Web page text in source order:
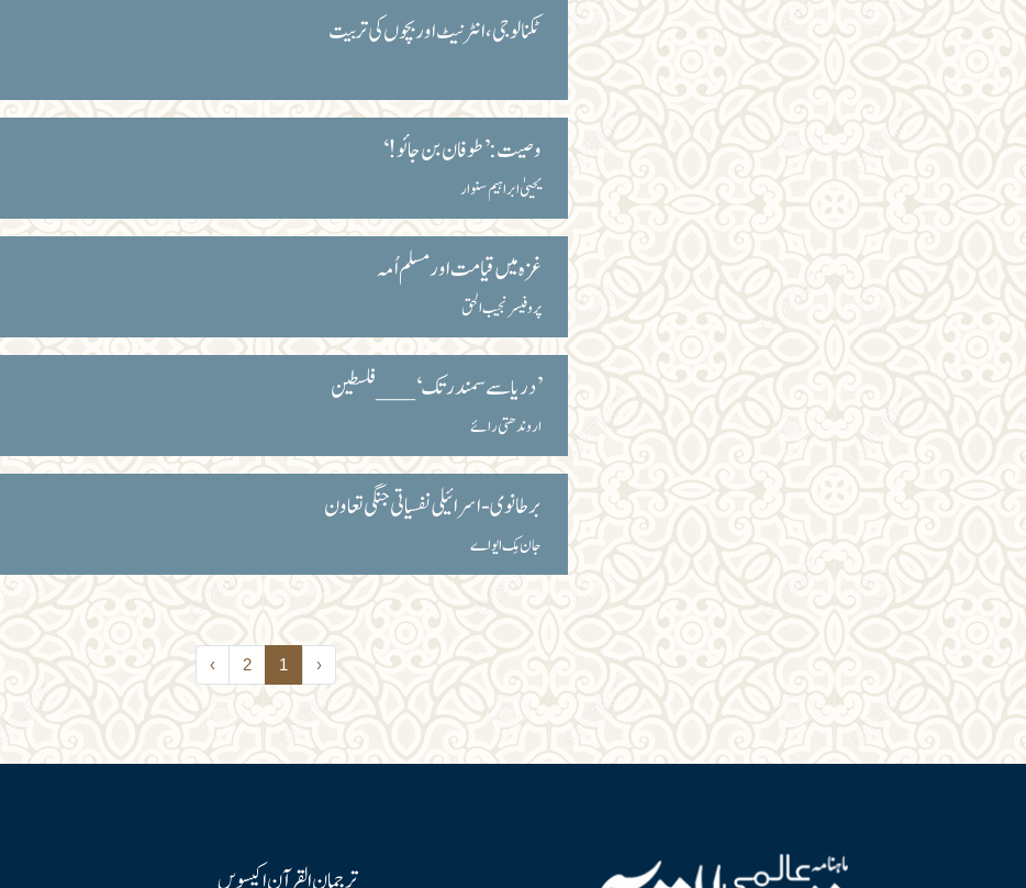
ٹکنالوجی، انٹرنیٹ اور بچوں کی تربیت
وصیت:’طوفان بن جائو!‘
یحییٰ ابراہیم سنوار
غزہ میں قیامت اور مسلم اُمہ
پروفیسر نجیب الحق
’دریا سے سمندر تک‘ ___فلسطین
اروندھتی رائے
برطانوی - اسرائیلی نفسیاتی جنگی تعاون
جان مِک ایواے
‹
1
2
›